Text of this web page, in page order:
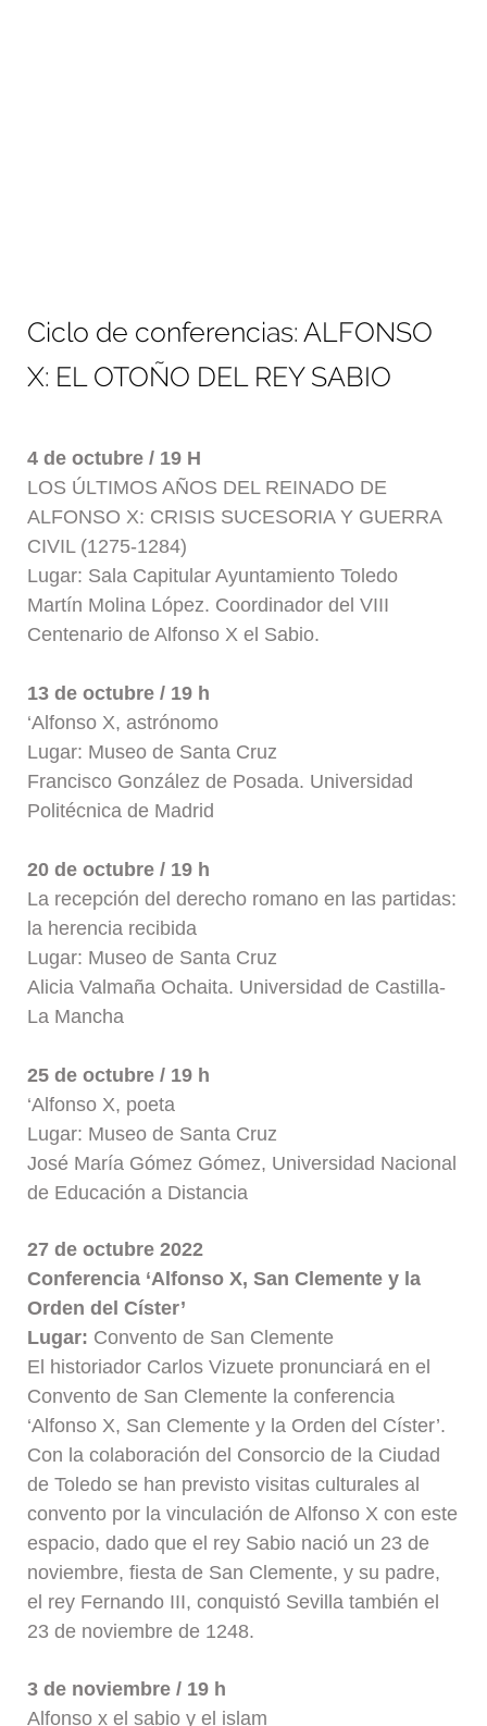
Ciclo de conferencias: ALFONSO
X: EL OTOÑO DEL REY SABIO
4 de octubre / 19 H
LOS ÚLTIMOS AÑOS DEL REINADO DE
ALFONSO X: CRISIS SUCESORIA Y GUERRA
CIVIL (1275-1284)
Lugar: Sala Capitular Ayuntamiento Toledo
Martín Molina López. Coordinador del VIII
Centenario de Alfonso X el Sabio.
13 de octubre / 19 h
‘Alfonso X, astrónomo
Lugar: Museo de Santa Cruz
Francisco González de Posada. Universidad
Politécnica de Madrid
20 de octubre / 19 h
La recepción del derecho romano en las partidas:
la herencia recibida
Lugar: Museo de Santa Cruz
Alicia Valmaña Ochaita. Universidad de Castilla-
La Mancha
25 de octubre / 19 h
‘Alfonso X, poeta
Lugar: Museo de Santa Cruz
José María Gómez Gómez, Universidad Nacional
de Educación a Distancia
27 de octubre 2022
Conferencia ‘Alfonso X, San Clemente y la
Orden del Císter’
Lugar: Convento de San Clemente
El historiador Carlos Vizuete pronunciará en el
Convento de San Clemente la conferencia
‘Alfonso X, San Clemente y la Orden del Císter’.
Con la colaboración del Consorcio de la Ciudad
de Toledo se han previsto visitas culturales al
convento por la vinculación de Alfonso X con este
espacio, dado que el rey Sabio nació un 23 de
noviembre, fiesta de San Clemente, y su padre,
el rey Fernando III, conquistó Sevilla también el
23 de noviembre de 1248.
3 de noviembre / 19 h
Alfonso x el sabio y el islam